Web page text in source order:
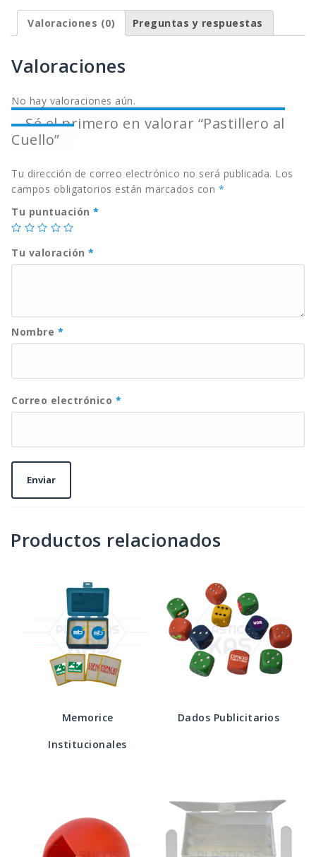
Valoraciones (0) Preguntas y respuestas
Valoraciones
No hay valoraciones aún.
Sé el primero en valorar “Pastillero al
Cuello”
Tu dirección de correo electrónico no será publicada. Los
campos obligatorios están marcados con *
Tu puntuación *
Tu valoración *
Nombre *
Correo electrónico *
Productos relacionados
Memorice
Institucionales
Dados Publicitarios